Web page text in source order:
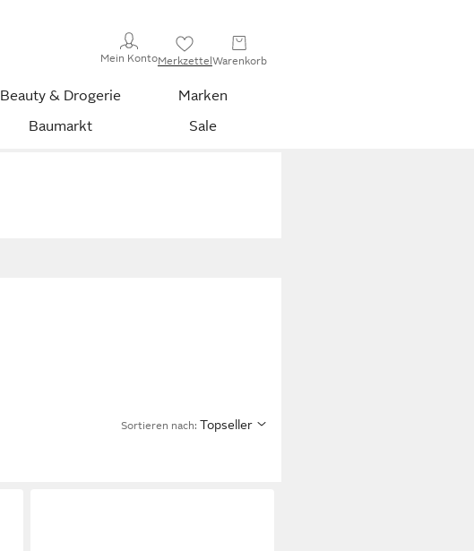
Mein KontoMerkzettelWarenkorb
Beauty & Drogerie
Marken
Baumarkt Sale
Sortieren nach: Topseller